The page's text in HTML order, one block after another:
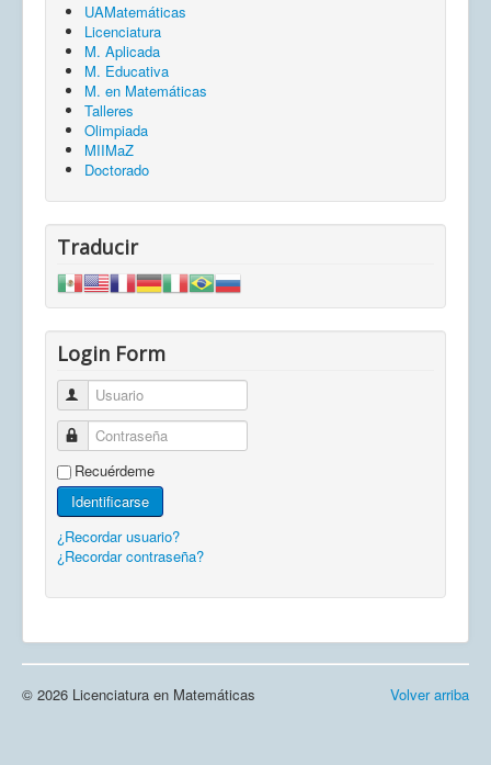
UAMatemáticas
Licenciatura
M. Aplicada
M. Educativa
M. en Matemáticas
Talleres
Olimpiada
MIIMaZ
Doctorado
Traducir
Login Form
Usuario
Contraseña
Recuérdeme
Identificarse
¿Recordar usuario?
¿Recordar contraseña?
Volver arriba
© 2026 Licenciatura en Matemáticas